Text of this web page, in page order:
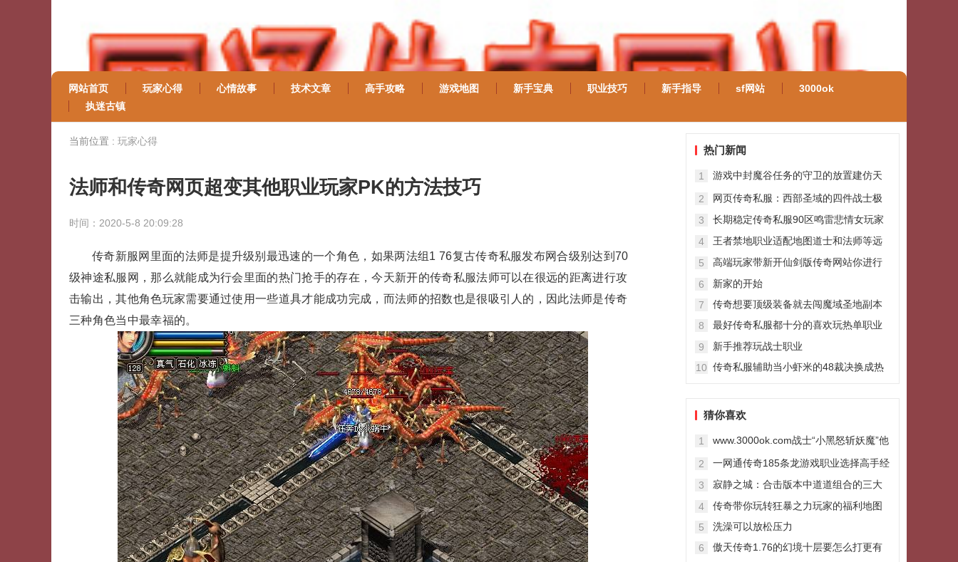
网站首页 玩家心得 心情故事 技术文章 高手攻略 游戏地图 新手宝典 职业技巧 新手指导 sf网站
3000ok
执迷古镇
当前位置 : 玩家心得
法师和传奇网页超变其他职业玩家PK的方法技巧
时间：2020-5-8 20:09:28
传奇新服网里面的法师是提升级别最迅速的一个角色，如果两法组1 76复古传奇私服发布网合级别达到70
级神途私服网，那么就能成为行会里面的热门抢手的存在，今天新开的传奇私服法师可以在很远的距离进行攻
击输出，其他角色玩家需要通过使用一些道具才能成功完成，而法师的招数也是很吸引人的，因此法师是传奇
三种角色当中最幸福的。
热门新闻
1
游戏中封魔谷任务的守卫的放置建仿天
2
网页传奇私服：西部圣域的四件战士极
3
长期稳定传奇私服90区鸣雷悲情女玩家
4
王者禁地职业适配地图道士和法师等远
5
高端玩家带新开仙剑版传奇网站你进行
6
新家的开始
7
传奇想要顶级装备就去闯魔域圣地副本
8
最好传奇私服都十分的喜欢玩热单职业
9
新手推荐玩战士职业
10 传奇私服辅助当小虾米的48裁决换成热
猜你喜欢
1
www.3000ok.com战士“小黑怒斩妖魔”他
2
一网通传奇185条龙游戏职业选择高手经
3
寂静之城：合击版本中道道组合的三大
4
传奇带你玩转狂暴之力玩家的福利地图
5
洗澡可以放松压力
6
傲天传奇1.76的幻境十层要怎么打更有